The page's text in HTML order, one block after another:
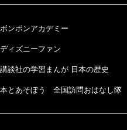
ボンボンアカデミー
ディズニーファン
講談社の学習まんが 日本の歴史
本とあそぼう 全国訪問おはなし隊